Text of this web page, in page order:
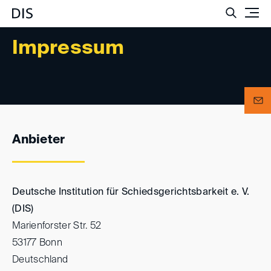
Impressum
Anbieter
Deutsche Institution für Schiedsgerichtsbarkeit e. V.
(DIS)
Marienforster Str. 52
53177 Bonn
Deutschland